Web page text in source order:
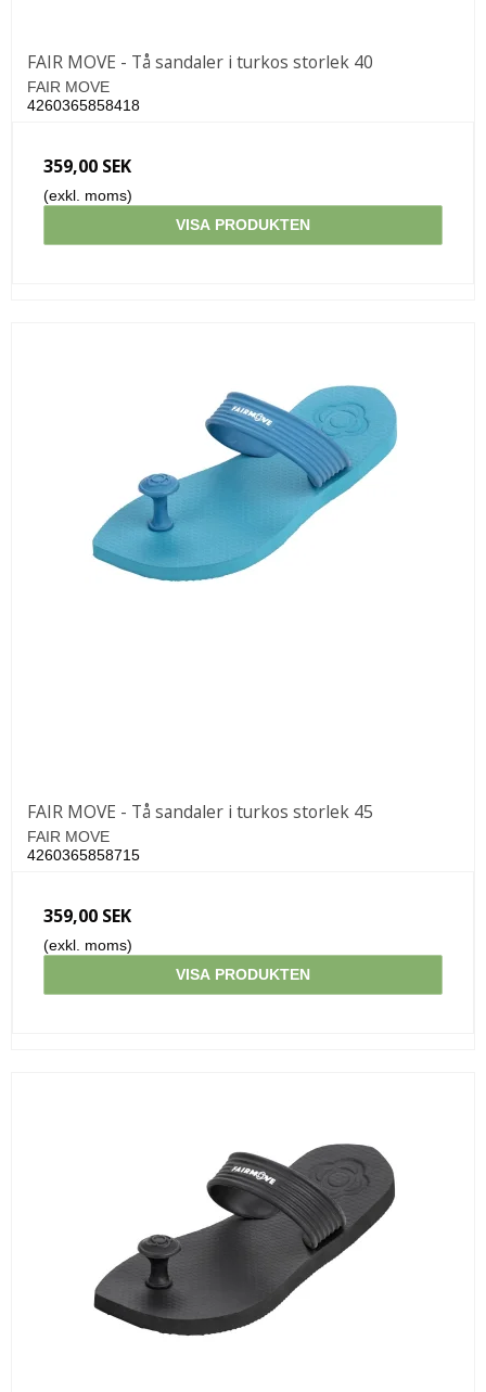
FAIR MOVE - Tå sandaler i turkos storlek 40
FAIR MOVE
4260365858418
359,00 SEK
(exkl. moms)
VISA PRODUKTEN
FAIR MOVE - Tå sandaler i turkos storlek 45
FAIR MOVE
4260365858715
359,00 SEK
(exkl. moms)
VISA PRODUKTEN